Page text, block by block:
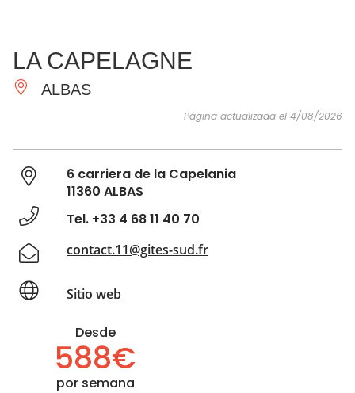
IMPRESCINDIBLES
HACER
LA CAPELAGNE
ALBAS
Página actualizada el 4/08/2026
6 carriera de la Capelania
11360 ALBAS
Tel. +33 4 68 11 40 70
contact.11@gites-sud.fr
Sitio web
Desde
588€
por semana